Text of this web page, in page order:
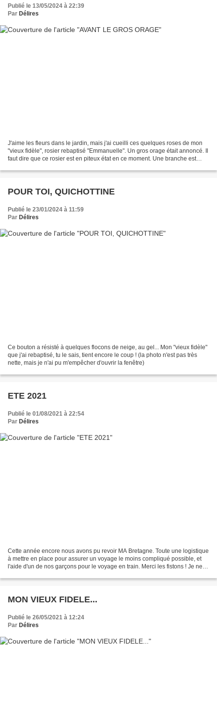
Publié le 13/05/2024 à 22:39
Par Délires
J'aime les fleurs dans le jardin, mais j'ai cueilli ces quelques roses de mon
"vieux fidèle", rosier rebaptisé "Emmanuelle". Un gros orage était annoncé. Il
faut dire que ce rosier est en piteux état en ce moment. Une branche est
POUR TOI, QUICHOTTINE
Publié le 23/01/2024 à 11:59
Par Délires
Ce bouton a résisté à quelques flocons de neige, au gel... Mon "vieux fidèle"
que j'ai rebaptisé, tu le sais, tient encore le coup ! (la photo n'est pas très
nette, mais je n'ai pu m'empêcher d'ouvrir la fenêtre)
ETE 2021
Publié le 01/08/2021 à 22:54
Par Délires
Cette année encore nous avons pu revoir MA Bretagne. Toute une logistique
à mettre en place pour assurer un voyage le moins compliqué possible, et
l'aide d'un de nos garçons pour le voyage en train. Merci les fistons ! Je ne
MON VIEUX FIDELE...
Publié le 26/05/2021 à 12:24
Par Délires